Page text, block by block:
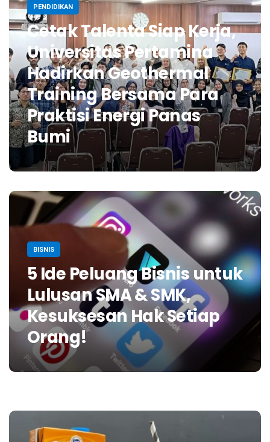
PENDIDIKAN
Cetak Talenta Siap Kerja,
Universitas Pertamina
Hadirkan Geothermal
Training Bersama Para
Praktisi Energi Panas
Bumi
BISNIS
5 Ide Peluang Bisnis untuk
Lulusan SMA & SMK,
Kesuksesan Hak Setiap
Orang!